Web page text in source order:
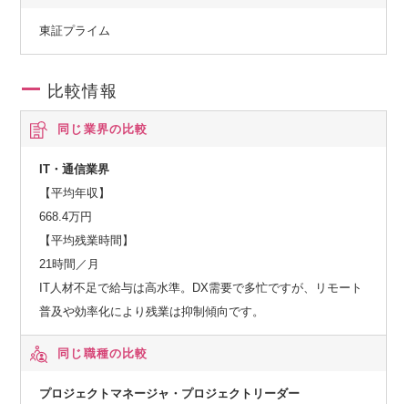
東証プライム
比較情報
同じ業界の比較
IT・通信業界
【平均年収】
668.4万円
【平均残業時間】
21時間／月
IT人材不足で給与は高水準。DX需要で多忙ですが、リモート
普及や効率化により残業は抑制傾向です。
同じ職種の比較
プロジェクトマネージャ・プロジェクトリーダー